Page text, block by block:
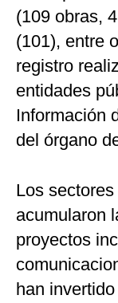
(109 obras,
(101), entre
registro
entidades
Información
del órgano
Los
acumularon
proyectos
han